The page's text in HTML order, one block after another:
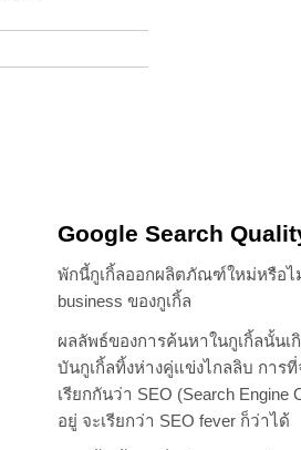
Google Search
พักนี้กูเกิ้ลออกผลิตภัณฑ์ใหม่หรือไ
business ของกูเกิ้ล
ผลลัพธ์ของการค้นหาในกูเกิ้ลนั้น
บันกูเกิ้ลทิ้งห่างคู่แข่งไกลลิบ การ
เรียกกันว่า SEO (Search
อยู่ จะเรียกว่า SEO fever ก็ว่าได้